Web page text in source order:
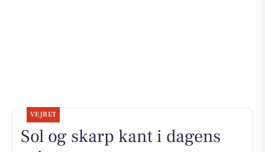
VEJRET
Sol og skarp kant i dagens